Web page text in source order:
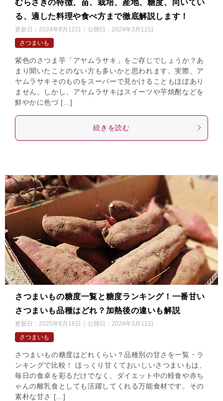
むらさきの特徴、苗、栽培、産地、糖度、向いてい
る、適した料理や食べ方まで徹底解説します！
更新日： 2024年8月12日 公開日： 2024年3月12日
さつまいも
紫色のさつま芋「アヤムラサキ」をご存じでしょうか？あ
まり聞いたことのない方も多いかと思われます。実際、ア
ヤムラサキそのものをスーパーで見かけることもほぼあり
ません。しかし、アヤムラサキはスイーツや芋焼酎などを
鮮やかに色づ […]
続きを読む
さつまいもの糖度一覧と糖度ランキング！一番甘い
さつまいも品種はどれ？加熱後の違いも解説
更新日： 2025年6月16日 公開日： 2024年3月11日
さつまいも
さつまいもの糖度はどれくらい？品種別の甘さを一覧・ラ
ンキングで比較！ ほっくり甘くておいしいさつまいもは、
毎日の食卓を彩るだけでなく、ダイエット中の軽食や赤ち
ゃんの離乳食としても活躍してくれる万能食材です。その
素朴な甘さ […]